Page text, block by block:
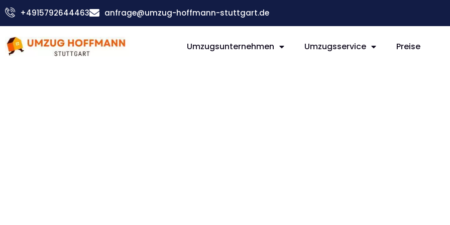
Zum
Inhalt
+4915792644463 anfrage@umzug-hoffmann-stuttgart.de
Umzugsunternehmen Umzugsservice Preise